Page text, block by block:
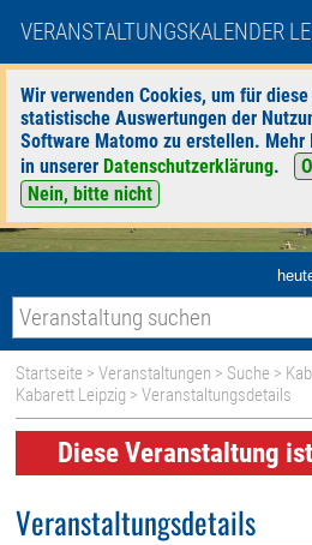
VERANSTALTUNGSKALENDER
Wir verwenden Cookies, um für
statistische Auswertungen der
Software Matomo zu erstellen.
in unserer Datenschutzerklärung.
Nein, bitte nicht
Startseite >Veranstaltungen > Suche >
Kabarett Leipzig > Veranstaltungsdetails
Diese Veranstaltung
Veranstaltungsdetails